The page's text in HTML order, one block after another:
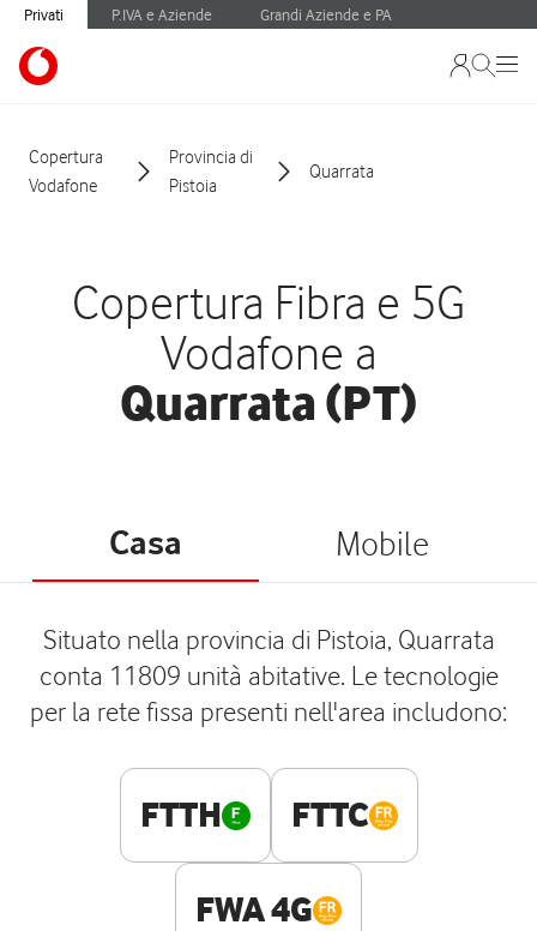
Privati P.IVA e Aziende Grandi Aziende e PA
Copertura
Vodafone
Provincia di
Pistoia
Quarrata
Copertura Fibra e 5G
Vodafone a
Quarrata (PT)
Casa Mobile
Situato nella provincia di Pistoia, Quarrata
conta 11809 unità abitative. Le tecnologie
per la rete fissa presenti nell'area includono:
FTTH FTTC
FWA 4G